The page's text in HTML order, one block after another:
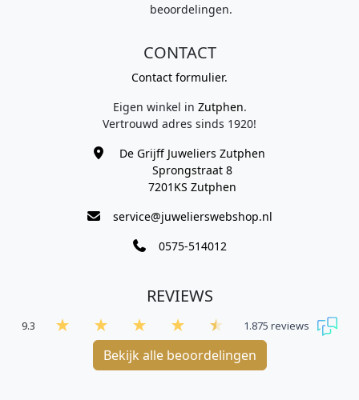
beoordelingen.
CONTACT
Contact formulier.
Eigen winkel in Zutphen.
Vertrouwd adres sinds 1920!
De Grijff Juweliers Zutphen
Sprongstraat 8
7201KS Zutphen
service@juwelierswebshop.nl
0575-514012
REVIEWS
9.3 1.875 reviews
Bekijk alle beoordelingen